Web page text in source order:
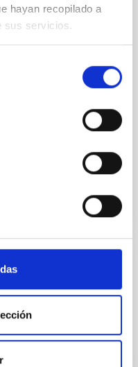
hayan recopilado a
sus servicios.
the magnetic
cores and the
in quiescent
Fe-, and